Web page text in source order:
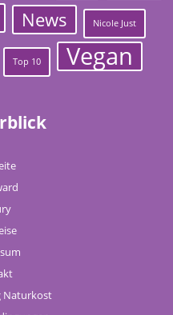
News Nicole Just
Top 10 Vegan
Naturkost